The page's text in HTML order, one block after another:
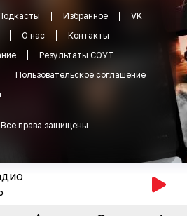
Избранное
VK
О нас
Контакты
Результаты СОУТ
Пользовательское соглашение
Все права защищены